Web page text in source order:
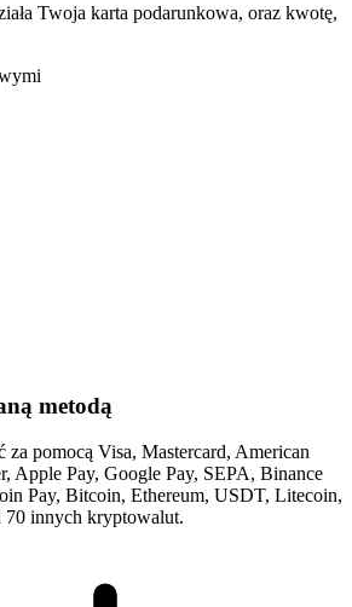
Twoja karta podarunkowa, oraz kwotę,
metodą
za pomocą Visa, Mastercard, American
Apple Pay, Google Pay, SEPA, Binance
Pay, Bitcoin, Ethereum, USDT, Litecoin,
70 innych kryptowalut.